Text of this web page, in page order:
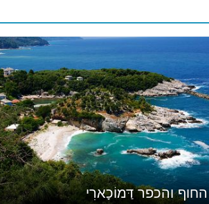
החוף והכפר דַּמוֹכָארִי